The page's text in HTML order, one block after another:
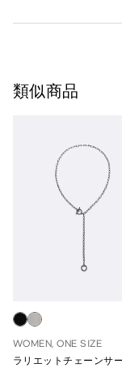
類似商品
WOMEN, ONE SIZE
ラリエットチェーンサ